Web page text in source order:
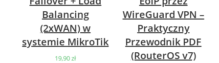
Balancing
(2xWAN) w
systemie MikroTik
19,90zł
WireGuard VPN –
Praktyczny
Przewodnik PDF
(RouterOS v7)